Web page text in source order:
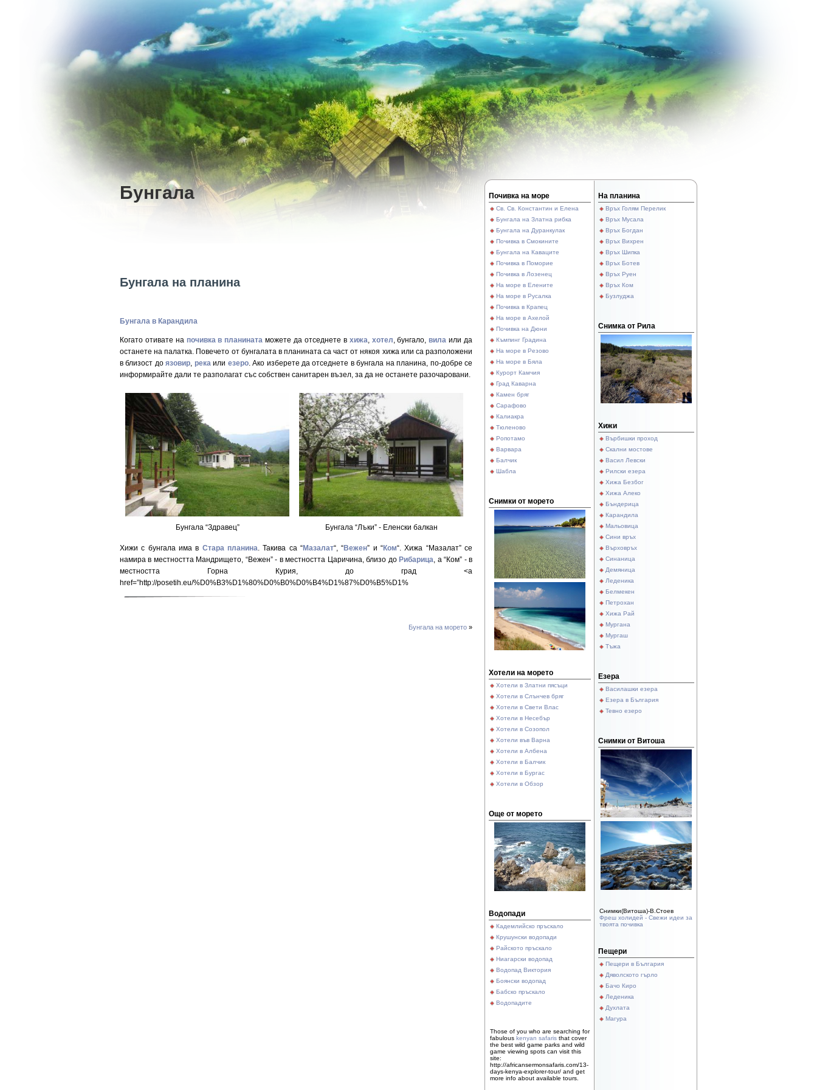
Бунгала
Бунгала на планина
Бунгала в Карандила
Когато отивате на почивка в планината можете да отседнете в хижа, хотел, бунгало, вила или да
останете на палатка. Повечето от бунгалата в планината са част от някоя хижа или са разположени
в близост доязовир, рекаили езеро. Ако изберете да отседнете в бунгала на планина, по-добре се
информирайте дали те разполагат със собствен санитарен възел, за да не останете разочаровани.
Бунгала “Здравец” Бунгала “Лъки” - Еленски балкан
Хижи с бунгала има в Стара планина. Такива са “Мазалат“, “Вежен” и “Ком“. Хижа “Мазалат” се
намира в местността Мандрището, “Вежен” - в местността Царичина, близо до Рибарица, а “Ком” - в
местността Горна Курия, до град <a
href=”http://posetih.eu/%D0%B3%D1%80%D0%B0%D0%B4%D1%87%D0%B5%D1%
Бунгала на морето »
Почивка на море
Св. Св. Константин и Елена
Бунгала на Златна рибка
Бунгала на Дуранкулак
Почивка в Смокините
Бунгала на Каваците
Почивка в Поморие
Почивка в Лозенец
На море в Елените
На море в Русалка
Почивка в Крапец
На море в Ахелой
Почивка на Дюни
Къмпинг Градина
На море в Резово
На море в Бяла
Курорт Камчия
Град Каварна
Камен бряг
Сарафово
Калиакра
Тюленово
Ропотамо
Варвара
Балчик
Шабла
Снимки от морето
Хотели на морето
Хотели в Златни пясъци
Хотели в Слънчев бряг
Хотели в Свети Влас
Хотели в Несебър
Хотели в Созопол
Хотели във Варна
Хотели в Албена
Хотели в Балчик
Хотели в Бургас
Хотели в Обзор
Още от морето
Водопади
Кадемлийско пръскало
Крушунски водопади
Райското пръскало
Ниагарски водопад
Водопад Виктория
Боянски водопад
Бабско пръскало
Водопадите
Those of you who are searching for
fabulous kenyan safaris that cover
the best wild game parks and wild
game viewing spots can visit this
site:
http://africansermonsafaris.com/13-
days-kenya-explorer-tour/ and get
more info about available tours.
На планина
Връх Голям Перелик
Връх Мусала
Връх Богдан
Връх Вихрен
Връх Шипка
Връх Ботев
Връх Руен
Връх Ком
Бузлуджа
Снимка от Рила
Хижи
Върбишки проход
Скални мостове
Васил Левски
Рилски езера
Хижа Безбог
Хижа Алеко
Бъндерица
Карандила
Мальовица
Сини връх
Върховръх
Синаница
Демяница
Леденика
Белмекен
Петрохан
Хижа Рай
Мургана
Мургаш
Тъжа
Езера
Василашки езера
Езера в България
Тевно езеро
Снимки от Витоша
Снимки(Витоша)-В.Стоев
Фреш холидей - Свежи идеи за
твоята почивка
Пещери
Пещери в България
Дяволското гърло
Бачо Киро
Леденика
Духлата
Магура